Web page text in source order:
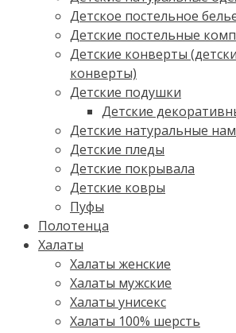
Детское постельное
Детские постельные
Детские конверты
конверты)
Детские подушки
Детские
Детские натуральные
Детские пледы
Детские покрывала
Детские ковры
Пуфы
Полотенца
Халаты
Халаты женские
Халаты мужские
Халаты унисекс
Халаты 100% шерсть